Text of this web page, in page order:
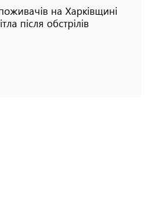
на Харківщині
після обстрілів